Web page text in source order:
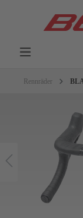
Rennräder